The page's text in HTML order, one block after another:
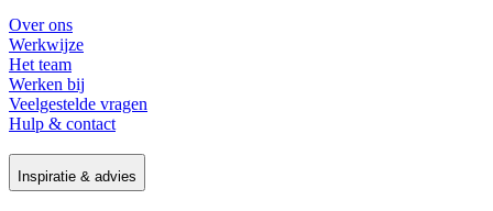
Over ons
Werkwijze
Het team
Werken bij
Veelgestelde vragen
Hulp & contact
Inspiratie & advies